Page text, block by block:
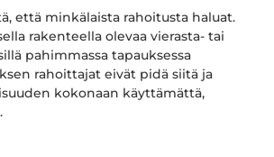
että minkälaista rahoitusta haluat.
rakenteella olevaa vierasta- tai
pahimmassa tapauksessa
rahoittajat eivät pidä siitä ja
kokonaan käyttämättä,